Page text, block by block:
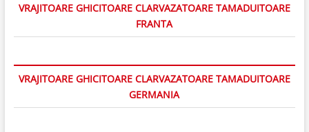
VRAJITOARE GHICITOARE CLARVAZATOARE TAMADUITOARE
FRANTA
VRAJITOARE GHICITOARE CLARVAZATOARE TAMADUITOARE
GERMANIA